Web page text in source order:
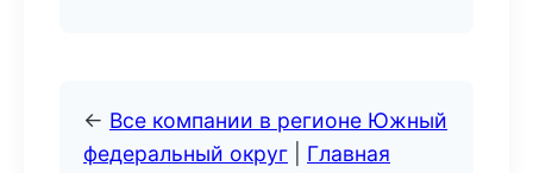
← Все компании в регионе Южный
федеральный округ
Главная